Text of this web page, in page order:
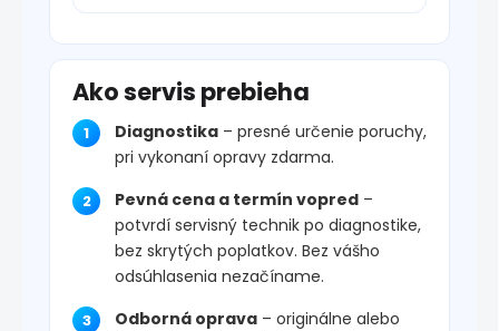
Ako servis prebieha
Diagnostika – presné určenie poruchy,
pri vykonaní opravy zdarma.
Pevná cena a termín vopred –
potvrdí servisný technik po diagnostike,
bez skrytých poplatkov. Bez vášho
odsúhlasenia nezačíname.
Odborná oprava – originálne alebo